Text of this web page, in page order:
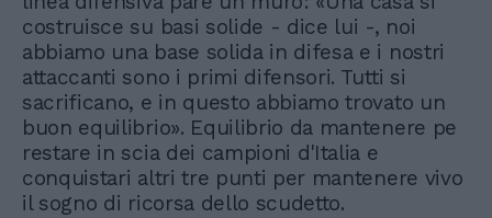
costruisce su basi solide - dice lui -, noi
abbiamo una base solida in difesa e i nostri
attaccanti sono i primi difensori. Tutti si
sacrificano, e in questo abbiamo trovato un
buon equilibrio». Equilibrio da mantenere pe
restare in scia dei campioni d'Italia e
conquistari altri tre punti per mantenere vivo
il sogno di ricorsa dello scudetto.